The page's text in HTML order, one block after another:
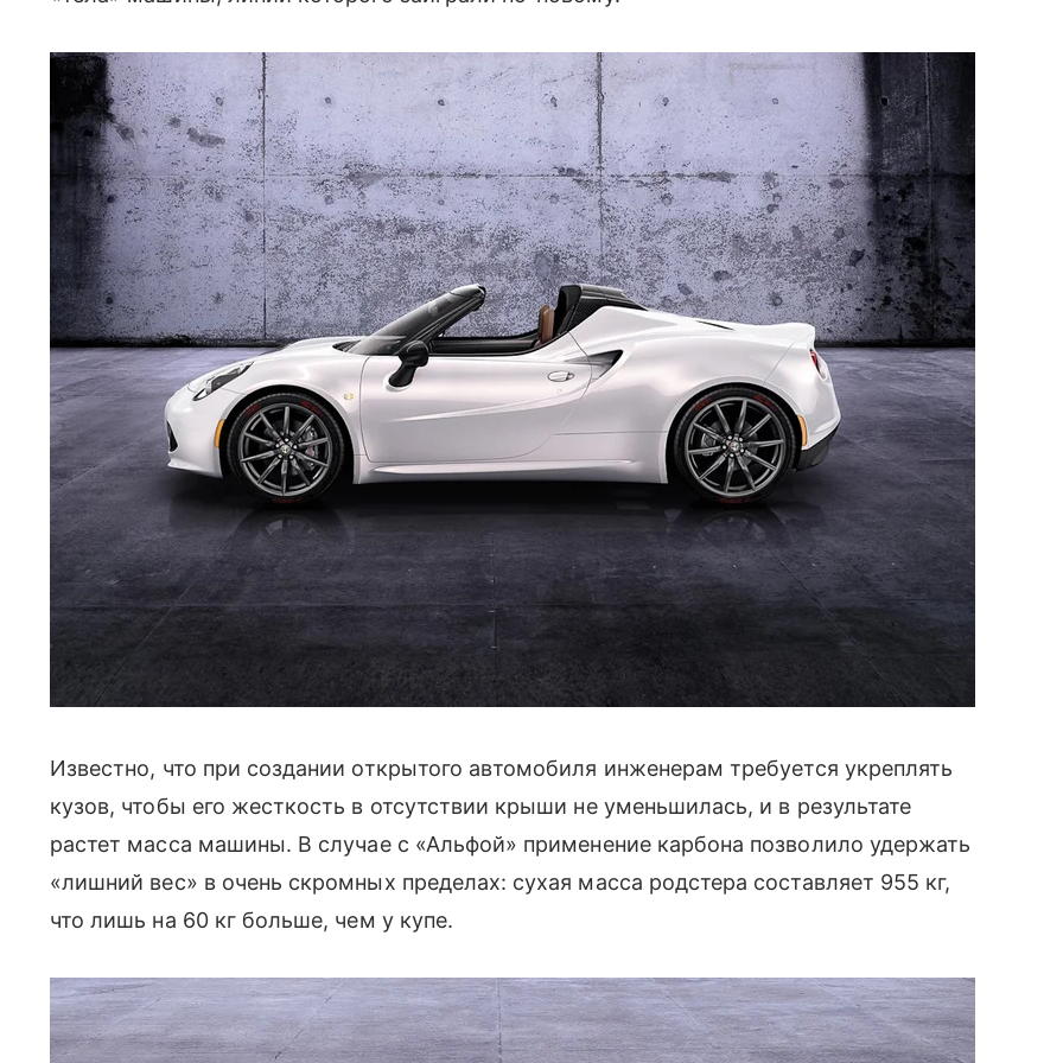
Известно, что при создании открытого автомобиля инженерам требуется укреплять
кузов, чтобы его жесткость в отсутствии крыши не уменьшилась, и в результате
растет масса машины. В случае с «Альфой» применение карбона позволило удержать
«лишний вес» в очень скромных пределах: сухая масса родстера составляет 955 кг,
что лишь на 60 кг больше, чем у купе.